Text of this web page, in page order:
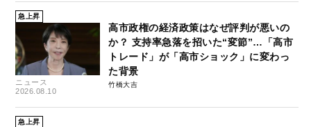
急上昇
ニュース
2026.08.10
高市政権の経済政策はなぜ評判が悪いの
か？ 支持率急落を招いた“変節”…「高市
トレード」が「高市ショック」に変わっ
た背景
竹橋大吉
急上昇